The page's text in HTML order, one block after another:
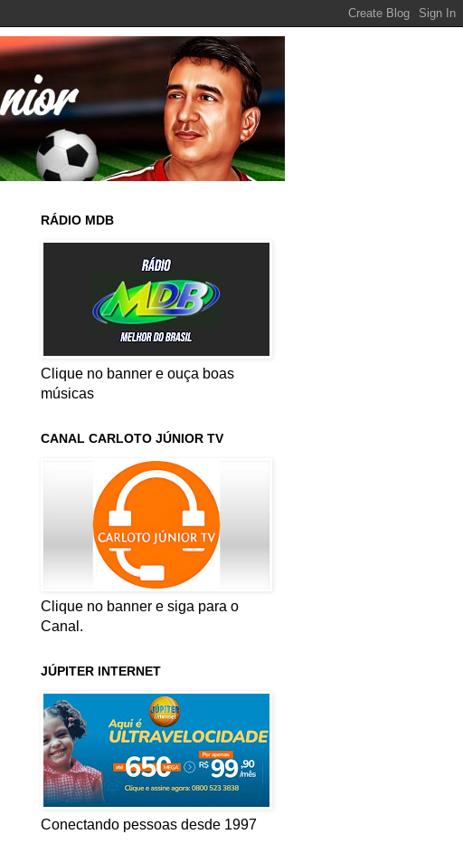
RÁDIO MDB
Clique no banner e ouça boas
músicas
CANAL CARLOTO JÚNIOR TV
Clique no banner e siga para o
Canal.
JÚPITER INTERNET
Conectando pessoas desde 1997